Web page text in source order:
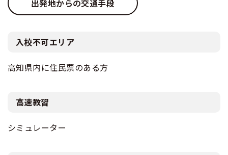
出発地からの交通手段
入校不可エリア
高知県内に住民票のある方
高速教習
シミュレーター